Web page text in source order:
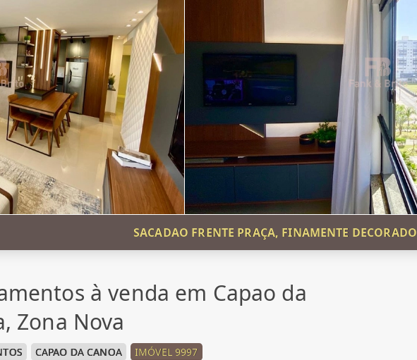
SACADAO FRENTE PRAÇA, FINAMENTE DECORADO
à venda em Capao da
Zona Nova
CAPAO DA CANOA IMÓVEL 9997